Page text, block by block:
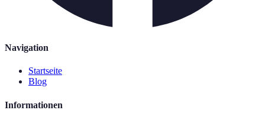
Navigation
Startseite
Blog
Informationen